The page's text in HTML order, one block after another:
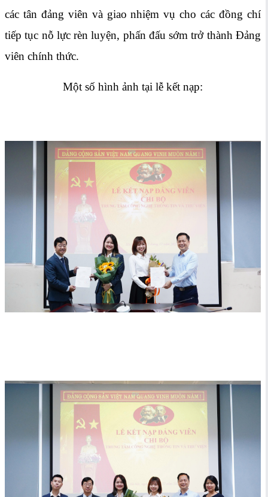
các tân đảng viên và giao nhiệm vụ cho các đồng chí
tiếp tục nỗ lực rèn luyện, phấn đấu sớm trở thành Đảng
viên chính thức.
Một số hình ảnh tại lễ kết nạp: